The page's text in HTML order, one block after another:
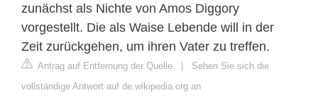
zunächst als Nichte von Amos Diggory
vorgestellt. Die als Waise Lebende will in der
Zeit zurückgehen, um ihren Vater zu treffen.
Antrag auf Entfernung der Quelle | Sehen Sie sich die
vollständige Antwort auf de.wikipedia.org an